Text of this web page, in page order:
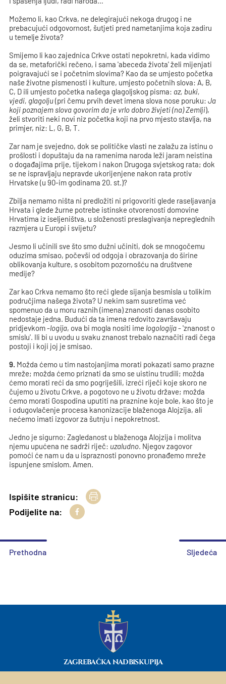
Možemo li, kao Crkva, ne delegirajući nekoga drugog i ne
prebacujući odgovornost, šutjeti pred nametanjima koja zadiru
u temelje života?
Smijemo li kao zajednica Crkve ostati nepokretni, kada vidimo
da se, metaforički rečeno, i sama 'abeceda života' želi mijenjati
poigravajući se i početnim slovima? Kao da se umjesto početka
naše životne pismenosti i kulture, umjesto početnih slova: A, B,
C, D ili umjesto početka našega glagoljskog pisma: az, buki,
vjedi, glagolju(pri čemu prvih devet imena slova nose poruku:Ja
koji poznajem slova govorim da je vrlo dobro živjeti (na) Zemlji),
želi stvoriti neki novi niz početka koji na prvo mjesto stavlja, na
primjer, niz: L, G, B, T.
Zar nam je svejedno, dok se političke vlasti ne zalažu za istinu o
prošlosti i dopuštaju da na ramenima naroda leži jaram neistina
o događajima prije, tijekom i nakon Drugoga svjetskog rata; dok
se ne ispravljaju nepravde ukorijenjene nakon rata protiv
Hrvatske (u 90-im godinama 20. st.)?
Zbilja nemamo ništa ni predložiti ni prigovoriti glede raseljavanja
Hrvata i glede žurne potrebe istinske otvorenosti domovine
Hrvatima iz iseljeništva, u složenosti preslagivanja nepreglednih
razmjera u Europi i svijetu?
Jesmo li učinili sve što smo dužni učiniti, dok se mnogočemu
oduzima smisao, počevši od odgoja i obrazovanja do širine
oblikovanja kulture, s osobitom pozornošću na društvene
medije?
Zar kao Crkva nemamo što reći glede sijanja besmisla u tolikim
područjima našega života? U nekim sam susretima već
spomenuo da u moru raznih (imena) znanosti danas osobito
nedostaje jedna. Budući da ta imena redovito završavaju
pridjevkom -logija, ova bi mogla nositi ime logologija- 'znanost o
smislu'. Ili bi u uvodu u svaku znanost trebalo naznačiti radi čega
postoji i koji joj je smisao.
9. Možda ćemo u tim nastojanjima morati pokazati samo prazne
mreže; možda ćemo priznati da smo se uistinu trudili; možda
ćemo morati reći da smo pogriješili, izreći riječi koje skoro ne
čujemo u životu Crkve, a pogotovo ne u životu države; možda
ćemo morati Gospodina uputiti na praznine koje bole, kao što je
i odugovlačenje procesa kanonizacije blaženoga Alojzija, ali
nećemo imati izgovor za šutnju i nepokretnost.
Jedno je sigurno: Zagledanost u blaženoga Alojzija i molitva
njemu upućena ne sadrži riječ: uzaludno. Njegov zagovor
pomoći će nam u da u ispraznosti ponovno pronađemo mreže
ispunjene smislom. Amen.
Ispišite stranicu:
Podijelite na:
Prethodna Sljedeća
ZAGREBAČKA NADBISKUPIJA